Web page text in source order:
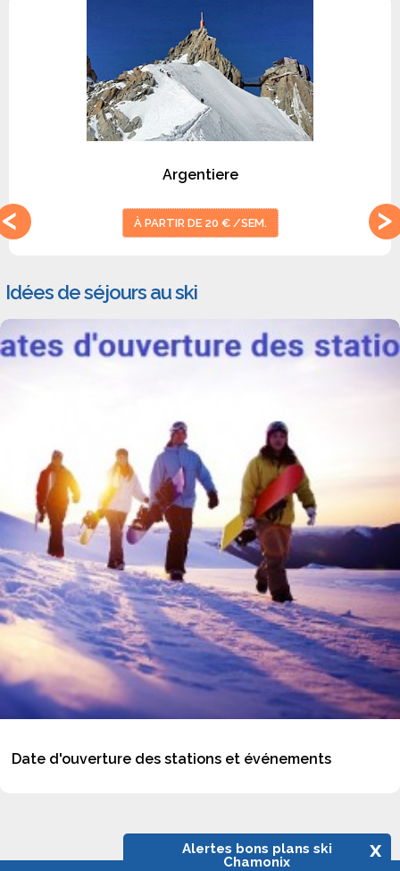
Alertes bons plans ski
Chamonix
x
À PARTIR DE 20 € /SEM.
Argentiere
Idées de séjours au ski
Date d'ouverture des stations et événements